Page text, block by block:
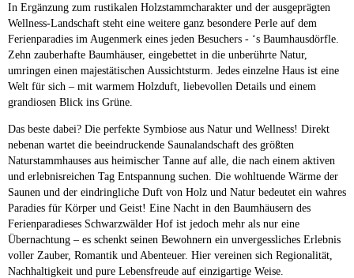
In Ergänzung zum rustikalen Holzstammcharakter und der ausgeprägten
Wellness-Landschaft steht eine weitere ganz besondere Perle auf dem
Ferienparadies im Augenmerk eines jeden Besuchers - ‘s Baumhausdörfle.
Zehn zauberhafte Baumhäuser, eingebettet in die unberührte Natur,
umringen einen majestätischen Aussichtsturm. Jedes einzelne Haus ist eine
Welt für sich – mit warmem Holzduft, liebevollen Details und einem
grandiosen Blick ins Grüne.
Das beste dabei? Die perfekte Symbiose aus Natur und Wellness! Direkt
nebenan wartet die beeindruckende Saunalandschaft des größten
Naturstammhauses aus heimischer Tanne auf alle, die nach einem aktiven
und erlebnisreichen Tag Entspannung suchen. Die wohltuende Wärme der
Saunen und der eindringliche Duft von Holz und Natur bedeutet ein wahres
Paradies für Körper und Geist! Eine Nacht in den Baumhäusern des
Ferienparadieses Schwarzwälder Hof ist jedoch mehr als nur eine
Übernachtung – es schenkt seinen Bewohnern ein unvergessliches Erlebnis
voller Zauber, Romantik und Abenteuer. Hier vereinen sich Regionalität,
Nachhaltigkeit und pure Lebensfreude auf einzigartige Weise.